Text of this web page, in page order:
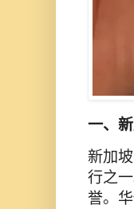
一、
新加
行之
誉。